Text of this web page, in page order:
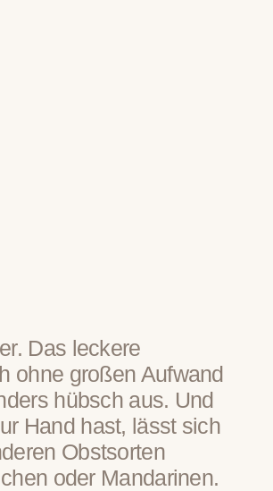
Das leckere
ohne großen Aufwand
hübsch aus. Und
Hand hast, lässt sich
Obstsorten
oder Mandarinen.